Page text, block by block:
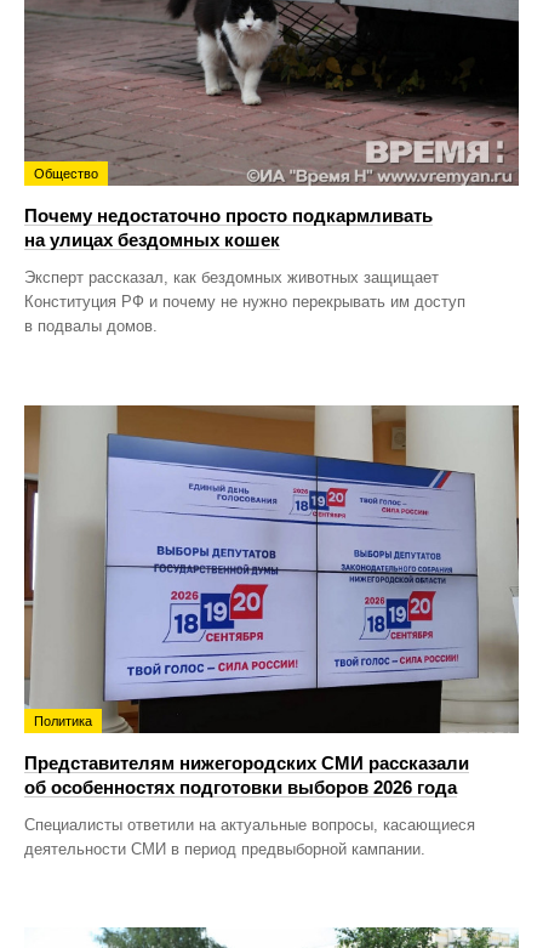
Общество
Почему недостаточно просто подкармливать
на улицах бездомных кошек
Эксперт рассказал, как бездомных животных защищает
Конституция РФ и почему не нужно перекрывать им доступ
в подвалы домов.
Политика
Представителям нижегородских СМИ рассказали
об особенностях подготовки выборов 2026 года
Специалисты ответили на актуальные вопросы, касающиеся
деятельности СМИ в период предвыборной кампании.